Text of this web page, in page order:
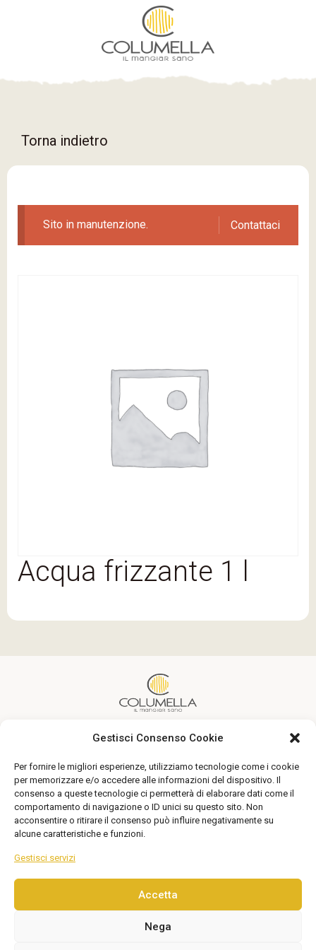
Gestisci Consenso Cookie
Per fornire le migliori esperienze, utilizziamo tecnologie come i cookie
per memorizzare e/o accedere alle informazioni del dispositivo. Il
consenso a queste tecnologie ci permetterà di elaborare dati come il
comportamento di navigazione o ID unici su questo sito. Non
acconsentire o ritirare il consenso può influire negativamente su
alcune caratteristiche e funzioni.
Gestisci servizi
Accetta
Nega
Torna indietro
Contattaci
Sito in manutenzione.
Acqua frizzante 1 l
Un’alimentazione sana alla portata di tutti
Seguici
© 2026 Columella. Tutti i diritti riservati. Via degli Aranci